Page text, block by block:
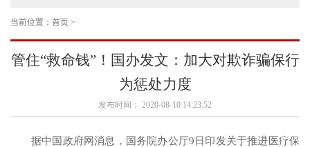
当前位置： 首页 >
管住“救命钱”！国办发文：加大对欺诈骗保行
为惩处力度
发布时间： 2020-08-10 14:23:52
据中国政府网消息，国务院办公厅9日印发关于推进医疗保